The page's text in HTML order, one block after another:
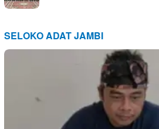
SELOKO ADAT JAMBI